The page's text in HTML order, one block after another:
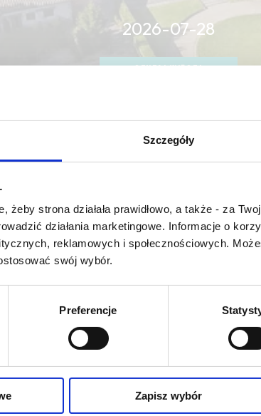
Szczegóły
żeby strona działała prawidłowo, a także - za
działania marketingowe. Informacje o
reklamowych i społecznościowych.
swój wybór.
Preferencje
Zapisz wybór
2026-07-28
CZYTAJ WIĘCEJ
CZYTAJ WIĘCEJ
CZYTAJ WIĘCEJ
aging potential
bez utraty jego jakości
vin jaune, madera);
muscadet; p.s. zależy